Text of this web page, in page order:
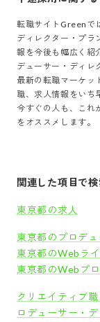
転職サイトGreenで
ディレクター・プラ
報を今後も幅広く紹
デューサー・ディレ
最新の転職マーケッ
職、求人情報をいち
今すぐの人も、これ
をオススメします。
関連した項目で
東京都の求人
東京都のプロデ
東京都のWebラ
東京都のWebプ
クリエイティブ
ロデューサー・